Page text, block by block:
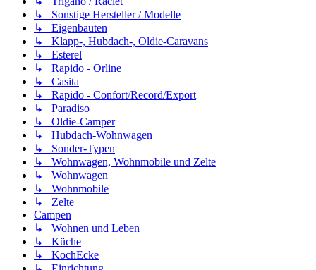
↳ Sonstige Hersteller / Modelle
↳ Eigenbauten
↳ Klapp-, Hubdach-, Oldie-Caravans
↳ Esterel
↳ Rapido - Orline
↳ Casita
↳ Rapido - Confort/Record/Export
↳ Paradiso
↳ Oldie-Camper
↳ Hubdach-Wohnwagen
↳ Sonder-Typen
↳ Wohnwagen, Wohnmobile und Zelte
↳ Wohnwagen
↳ Wohnmobile
↳ Zelte
Campen
↳ Wohnen und Leben
↳ Küche
↳ KochEcke